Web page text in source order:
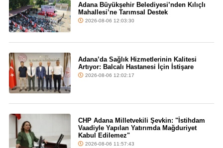
Adana Büyükşehir Belediyesi’nden Kılıçlı
Mahallesi’ne Tarımsal Destek
2026-08-06 12:03:30
Adana’da Sağlık Hizmetlerinin Kalitesi
Artıyor: Balcalı Hastanesi İçin İstişare
2026-08-06 12:02:17
CHP Adana Milletvekili Şevkin: "İstihdam
Vaadiyle Yapılan Yatırımda Mağduriyet
Kabul Edilemez"
2026-08-06 11:57:43